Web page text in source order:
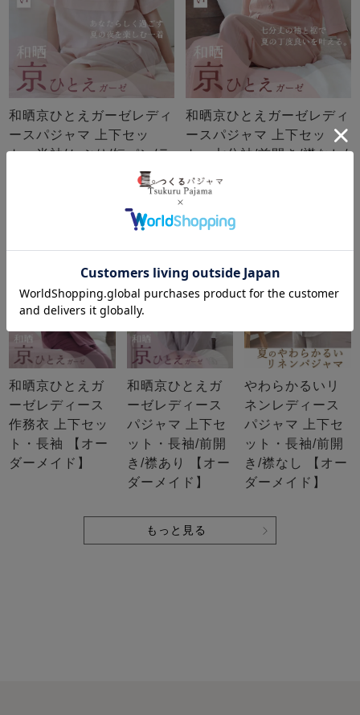
和晒京ひとえガーゼレディ
ースパジャマ 上下セッ
ト・半袖/かぶり/短パン/ラ
ウンドネック 【オーダー
和晒京ひとえガーゼレディ
ースパジャマ 上下セッ
ト・七分袖/前開き/襟なし/
メイド】
和晒京ひとえガ
ーゼレディース
作務衣 上下セッ
ト・長袖 【オー
ダーメイド】
和晒京ひとえガ
ーゼレディース
パジャマ 上下セ
ット・長袖/前開
き/襟あり 【オー
ダーメイド】
やわらかるいリ
ネンレディース
パジャマ 上下セ
ット・長袖/前開
き/襟なし 【オー
ダーメイド】
もっと見る